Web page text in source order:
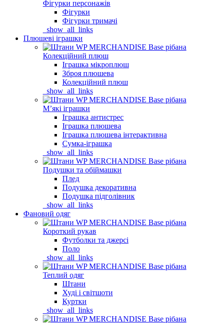
Фігурки персонажів
Фігурки
Фігурки тримачі
_show_all_links
Плюшеві іграшки
Колекційний плюш
Іграшка мікроплюш
Зброя плюшева
Колекційний плюш
_show_all_links
Мʼякі іграшки
Іграшка антистрес
Іграшка плюшева
Іграшка плюшева інтерактивна
Сумка-іграшка
_show_all_links
Подушки та обіймашки
Плед
Подушка декоративна
Подушка підголівник
_show_all_links
Фановий одяг
Короткий рукав
Футболки та джерсі
Поло
_show_all_links
Теплий одяг
Штани
Худі і світшоти
Куртки
_show_all_links